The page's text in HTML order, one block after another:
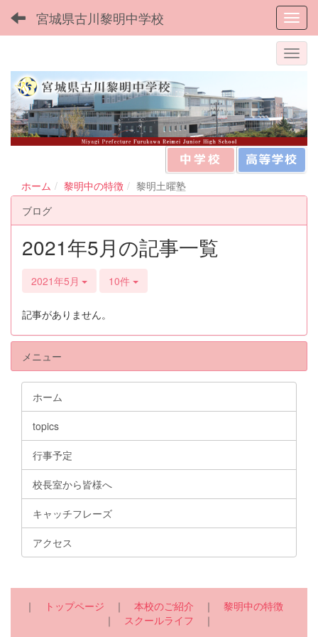
宮城県古川黎明中学校
ホーム 黎明中の特徴
黎明土曜塾
ブログ
2021年5月の記事一覧
2021年5月 10件
記事がありません。
メニュー
ホーム
topics
行事予定
校長室から皆様へ
キャッチフレーズ
アクセス
｜ トップページ ｜ 本校のご紹介 ｜ 黎明中の特徴
｜ スクールライフ ｜